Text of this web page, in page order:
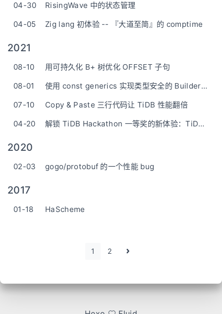
04-30
RisingWave 中的状态管理
04-05
Zig lang 初体验 -- 『大道至简』的 comptime
2021
08-10
用可持久化 B+ 树优化 OFFSET 子句
08-01
使用 const generics 实现类型安全的 Builder Pattern
07-10
Copy & Paste 三行代码让 TiDB 性能翻倍
04-20
解锁 TiDB Hackathon 一等奖的新体验：TiDB + Wasm
2020
02-03 gogo/protobuf 的一个性能 bug
2017
01-18 HaScheme
1 2